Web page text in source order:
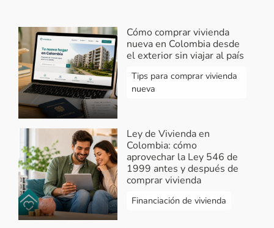
Cómo comprar vivienda
nueva en Colombia desde
el exterior sin viajar al país
Tips para comprar vivienda
nueva
Ley de Vivienda en
Colombia: cómo
aprovechar la Ley 546 de
1999 antes y después de
comprar vivienda
Financiación de vivienda